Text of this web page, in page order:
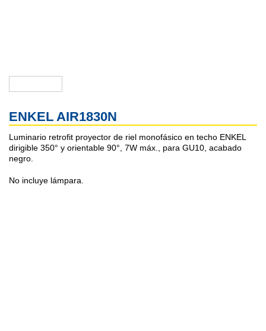
ENKEL AIR1830N
Luminario retrofit proyector de riel monofásico en techo ENKEL
dirigible 350° y orientable 90°, 7W máx., para GU10, acabado
negro.
No incluye lámpara.